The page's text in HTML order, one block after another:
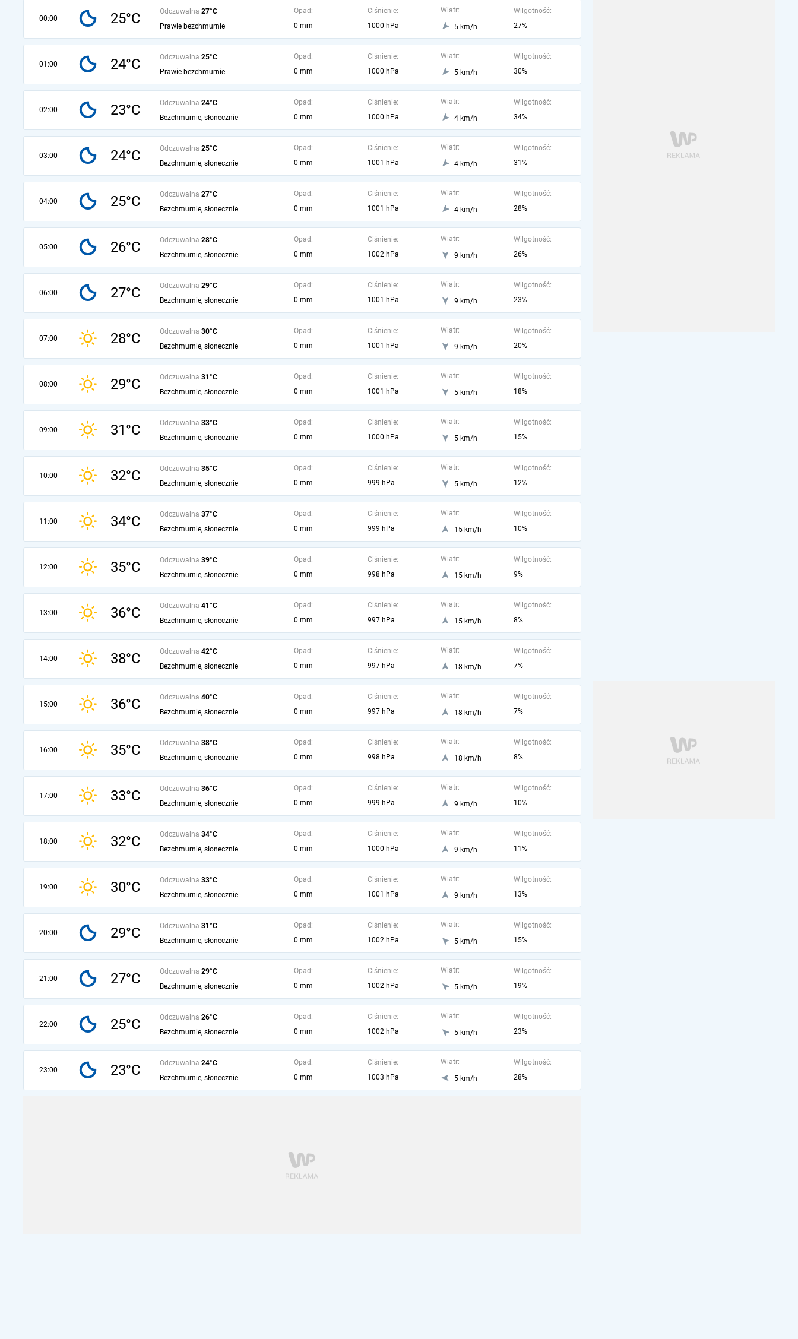
00:00 25°C Odczuwalna 27°C
Prawie bezchmurnie
Opad:
0 mm
Ciśnienie:
1000 hPa
Wiatr:
5 km/h
Wilgotność:
27%
01:00 24°C Odczuwalna 25°C
Prawie bezchmurnie
Opad:
0 mm
Ciśnienie:
1000 hPa
Wiatr:
5 km/h
Wilgotność:
30%
02:00 23°C Odczuwalna 24°C
Bezchmurnie, słonecznie
Opad:
0 mm
Ciśnienie:
1000 hPa
Wiatr:
4 km/h
Wilgotność:
34%
03:00 24°C Odczuwalna 25°C
Bezchmurnie, słonecznie
Opad:
0 mm
Ciśnienie:
1001 hPa
Wiatr:
4 km/h
Wilgotność:
31%
04:00 25°C Odczuwalna 27°C
Bezchmurnie, słonecznie
Opad:
0 mm
Ciśnienie:
1001 hPa
Wiatr:
4 km/h
Wilgotność:
28%
05:00 26°C Odczuwalna 28°C
Bezchmurnie, słonecznie
Opad:
0 mm
Ciśnienie:
1002 hPa
Wiatr:
9 km/h
Wilgotność:
26%
06:00 27°C Odczuwalna 29°C
Bezchmurnie, słonecznie
Opad:
0 mm
Ciśnienie:
1001 hPa
Wiatr:
9 km/h
Wilgotność:
23%
07:00 28°C Odczuwalna 30°C
Bezchmurnie, słonecznie
Opad:
0 mm
Ciśnienie:
1001 hPa
Wiatr:
9 km/h
Wilgotność:
20%
08:00 29°C Odczuwalna 31°C
Bezchmurnie, słonecznie
Opad:
0 mm
Ciśnienie:
1001 hPa
Wiatr:
5 km/h
Wilgotność:
18%
09:00 31°C Odczuwalna 33°C
Bezchmurnie, słonecznie
Opad:
0 mm
Ciśnienie:
1000 hPa
Wiatr:
5 km/h
Wilgotność:
15%
10:00 32°C Odczuwalna 35°C
Bezchmurnie, słonecznie
Opad:
0 mm
Ciśnienie:
999 hPa
Wiatr:
5 km/h
Wilgotność:
12%
11:00 34°C Odczuwalna 37°C
Bezchmurnie, słonecznie
Opad:
0 mm
Ciśnienie:
999 hPa
Wiatr:
15 km/h
Wilgotność:
10%
12:00 35°C Odczuwalna 39°C
Bezchmurnie, słonecznie
Opad:
0 mm
Ciśnienie:
998 hPa
Wiatr:
15 km/h
Wilgotność:
9%
13:00 36°C Odczuwalna 41°C
Bezchmurnie, słonecznie
Opad:
0 mm
Ciśnienie:
997 hPa
Wiatr:
15 km/h
Wilgotność:
8%
14:00 38°C Odczuwalna 42°C
Bezchmurnie, słonecznie
Opad:
0 mm
Ciśnienie:
997 hPa
Wiatr:
18 km/h
Wilgotność:
7%
15:00 36°C Odczuwalna 40°C
Bezchmurnie, słonecznie
Opad:
0 mm
Ciśnienie:
997 hPa
Wiatr:
18 km/h
Wilgotność:
7%
16:00 35°C Odczuwalna 38°C
Bezchmurnie, słonecznie
Opad:
0 mm
Ciśnienie:
998 hPa
Wiatr:
18 km/h
Wilgotność:
8%
17:00 33°C Odczuwalna 36°C
Bezchmurnie, słonecznie
Opad:
0 mm
Ciśnienie:
999 hPa
Wiatr:
9 km/h
Wilgotność:
10%
18:00 32°C Odczuwalna 34°C
Bezchmurnie, słonecznie
Opad:
0 mm
Ciśnienie:
1000 hPa
Wiatr:
9 km/h
Wilgotność:
11%
19:00 30°C Odczuwalna 33°C
Bezchmurnie, słonecznie
Opad:
0 mm
Ciśnienie:
1001 hPa
Wiatr:
9 km/h
Wilgotność:
13%
20:00 29°C Odczuwalna 31°C
Bezchmurnie, słonecznie
Opad:
0 mm
Ciśnienie:
1002 hPa
Wiatr:
5 km/h
Wilgotność:
15%
21:00 27°C Odczuwalna 29°C
Bezchmurnie, słonecznie
Opad:
0 mm
Ciśnienie:
1002 hPa
Wiatr:
5 km/h
Wilgotność:
19%
22:00 25°C Odczuwalna 26°C
Bezchmurnie, słonecznie
Opad:
0 mm
Ciśnienie:
1002 hPa
Wiatr:
5 km/h
Wilgotność:
23%
23:00 23°C Odczuwalna 24°C
Bezchmurnie, słonecznie
Opad:
0 mm
Ciśnienie:
1003 hPa
Wiatr:
5 km/h
Wilgotność:
28%